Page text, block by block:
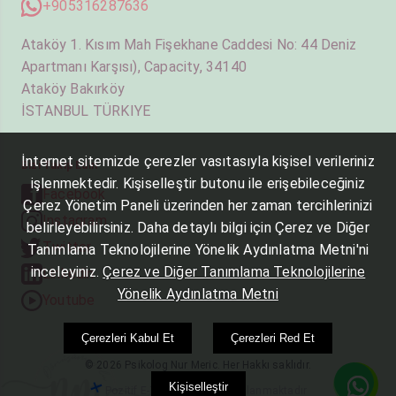
+905316287636
Ataköy 1. Kısım Mah Fişekhane Caddesi No: 44 Deniz
Apartmanı Karşısı), Capacity, 34140
Ataköy Bakırköy
İSTANBUL TÜRKIYE
Bizi Takip Edin
Facebook
Instagram
Twitter
Linkedin
Pozitif E-Ticaret Yazılımı Kullanmaktadır
İnternet sitemizde çerezler vasıtasıyla kişisel verileriniz
işlenmektedir. Kişiselleştir butonu ile erişebileceğiniz
Çerez Yönetim Paneli üzerinden her zaman tercihlerinizi
belirleyebilirsiniz. Daha detaylı bilgi için Çerez ve Diğer
Tanımlama Teknolojilerine Yönelik Aydınlatma Metni'ni
inceleyiniz.Çerez ve Diğer Tanımlama Teknolojilerine
Yönelik Aydınlatma Metni
Çerezleri Kabul Et Çerezleri Red Et
Kişiselleştir